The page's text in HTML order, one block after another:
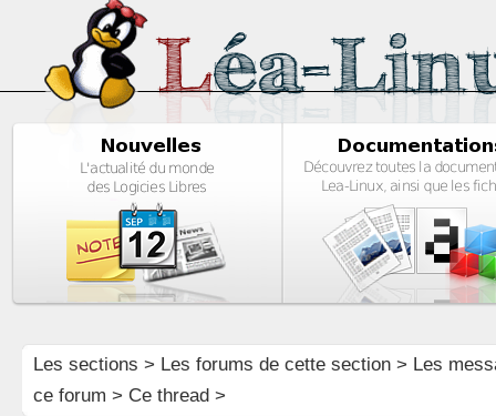
Les sections > Les forums de cette section> Les
ce forum > Ce thread >